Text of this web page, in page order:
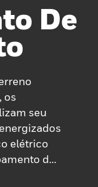
De
os
seu
elétrico
de